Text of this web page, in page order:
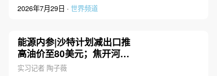
2026年7月29日 · 世界频道
能源内参|沙特计划减出口推
高油价至80美元；焦开河任
中国兵工集团董事长
实习记者 陶子薇